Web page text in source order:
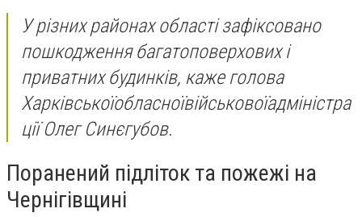
У різних районах області зафіксовано
пошкодження багатоповерхових і
приватних будинків, каже голова
Харківськоїобласноївійськовоїадміністра
ції Олег Синєгубов.
Поранений підліток та пожежі на
Чернігівщині